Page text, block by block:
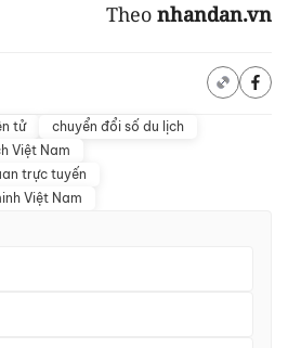
Theo nhandan.vn
tử
chuyển đổi số du lịch
Việt Nam
trực tuyến
Việt Nam